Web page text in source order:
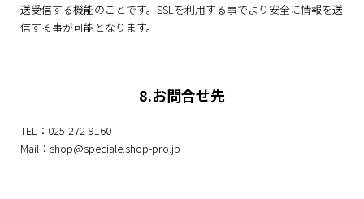
送受信する機能のことです。SSLを利用する事でより安全に情報を送
信する事が可能となります。
8.お問合せ先
TEL：025-272-9160
Mail：shop@speciale.shop-pro.jp